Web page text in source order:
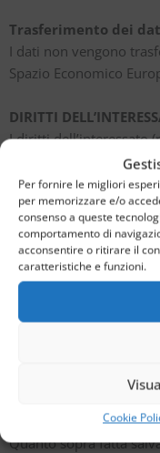
Per fornire le migliori
per memorizzare e/o
consenso a queste
comportamento di
acconsentire o ritirare il
caratteristiche e funzioni.
Cookie
Trasferimento dei
I dati non vengono
Spazio Economico
DIRITTI
I diritti dell’interessato
possono essere
riassumono nel diritto:
di ottenere la
trattamento di
l’accesso agli
di ottenere la
di ottenere la
di ottenere la
comunicazione
alla portabilità
Quanto sopra fatta